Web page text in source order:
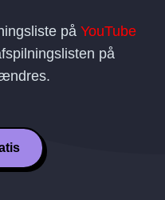
på YouTube
på